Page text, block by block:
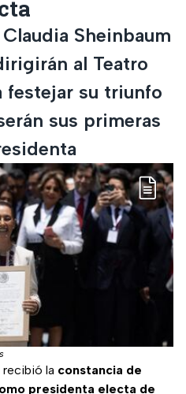
Sheinbaum
al Teatro
festejar su triunfo
sus primeras
recibió la constancia de
presidenta electa de